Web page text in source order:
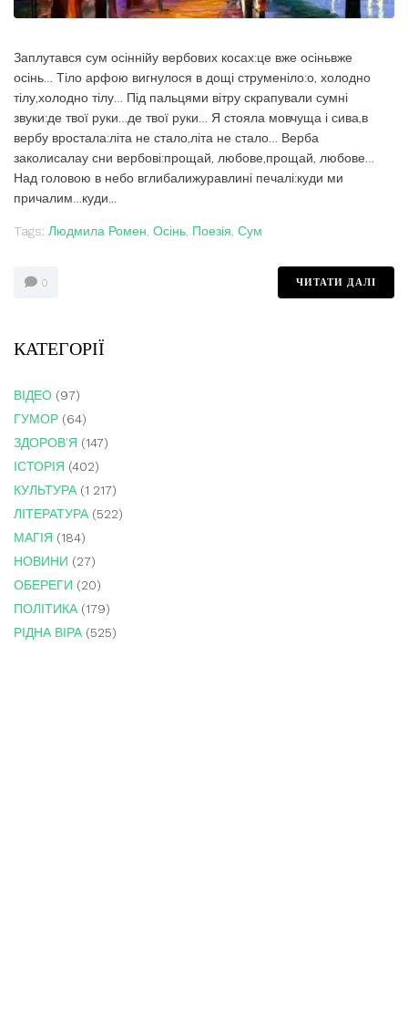
Заплутався сум осіннійу вербових косах:це вже осіньвже
осінь… Тіло арфою вигнулося в дощі струменіло:о, холодно
тілу,холодно тілу… Під пальцями вітру скрапували сумні
звуки:де твої руки…де твої руки… Я стояла мовчуща і сива,в
вербу вростала:літа не стало,літа не стало… Верба
заколисалау сни вербові:прощай, любове,прощай, любове…
Над головою в небо вглибалижуравлині печалі:куди ми
причалим…куди...
Tags: Людмила Ромен Осінь Поезія Сум
0 ЧИТАТИ ДАЛІ
КАТЕГОРІЇ
ВІДЕО (97)
ГУМОР (64)
ЗДОРОВ'Я (147)
ІСТОРІЯ (402)
КУЛЬТУРА (1 217)
ЛІТЕРАТУРА (522)
МАГІЯ (184)
НОВИНИ (27)
ОБЕРЕГИ (20)
ПОЛІТИКА (179)
РІДНА ВІРА (525)